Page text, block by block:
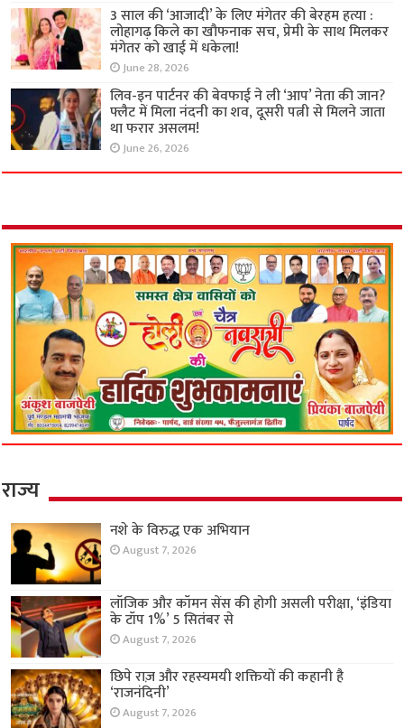
3 साल की ‘आजादी’ के लिए मंगेतर की बेरहम हत्या :
लोहागढ़ किले का खौफनाक सच, प्रेमी के साथ मिलकर
मंगेतर को खाई में धकेला!
June 28, 2026
लिव-इन पार्टनर की बेवफाई ने ली ‘आप’ नेता की जान?
फ्लैट में मिला नंदनी का शव, दूसरी पत्नी से मिलने जाता
था फरार असलम!
June 26, 2026
राज्य
नशे के विरुद्ध एक अभियान
August 7, 2026
लॉजिक और कॉमन सेंस की होगी असली परीक्षा, ‘इंडिया
के टॉप 1%’ 5 सितंबर से
August 7, 2026
छिपे राज़ और रहस्यमयी शक्तियों की कहानी है
‘राजनंदिनी’
August 7, 2026